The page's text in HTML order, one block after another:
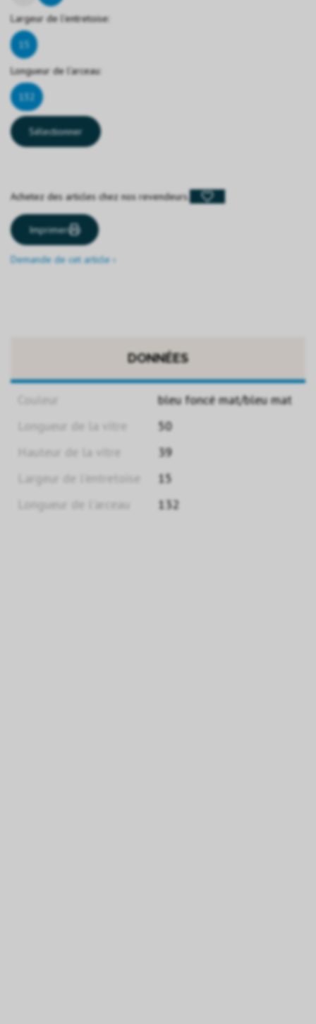
Largeur de l'entretoise:
15
Longueur de l'arceau:
132
Sélectionner
Achetez des articles chez nos revendeurs.
Imprimer
Demande de cet article ›
DONNÉES
Couleur
bleu foncé mat/bleu mat
Longueur de la vitre
50
Hauteur de la vitre
39
Largeur de l'entretoise
15
Longueur de l'arceau
132